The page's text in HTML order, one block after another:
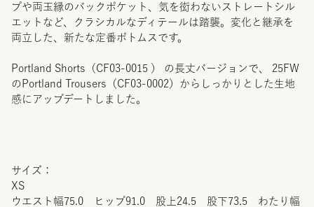
プや両玉縁のバックポケット、気を衒わないストレートシル
エットなど、クラシカルなディテールは踏襲。変化と継承を
両立した、新たな定番ボトムスです。
Portland Shorts（CF03-0015 ） の長丈バージョンで、 25FW
のPortland Trousers（CF03-0002）からしっかりとした生地
感にアップデートしました。
サイズ：
XS
ウエスト幅75.0 ヒップ91.0 股上24.5 股下73.5 わたり幅